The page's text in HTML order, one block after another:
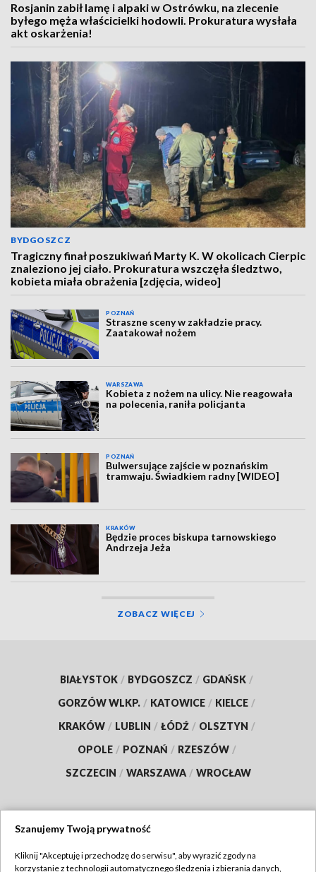
Rosjanin zabił lamę i alpaki w Ostrówku, na zlecenie
byłego męża właścicielki hodowli. Prokuratura wysłała
akt oskarżenia!
BYDGOSZCZ
Tragiczny finał poszukiwań Marty K. W okolicach Cierpic
znaleziono jej ciało. Prokuratura wszczęła śledztwo,
kobieta miała obrażenia [zdjęcia, wideo]
POZNAŃ
Straszne sceny w zakładzie pracy.
Zaatakował nożem
WARSZAWA
Kobieta z nożem na ulicy. Nie reagowała
na polecenia, raniła policjanta
POZNAŃ
Bulwersujące zajście w poznańskim
tramwaju. Świadkiem radny [WIDEO]
KRAKÓW
Będzie proces biskupa tarnowskiego
Andrzeja Jeża
ZOBACZ WIĘCEJ
BIAŁYSTOK / BYDGOSZCZ / GDAŃSK /
GORZÓW WLKP. / KATOWICE / KIELCE /
KRAKÓW / LUBLIN / ŁÓDŹ / OLSZTYN /
OPOLE / POZNAŃ / RZESZÓW /
SZCZECIN / WARSZAWA / WROCŁAW
Szanujemy Twoją prywatność
Kliknij "Akceptuję i przechodzę do serwisu", aby wyrazić zgody na
korzystanie z technologii automatycznego śledzenia i zbierania danych,